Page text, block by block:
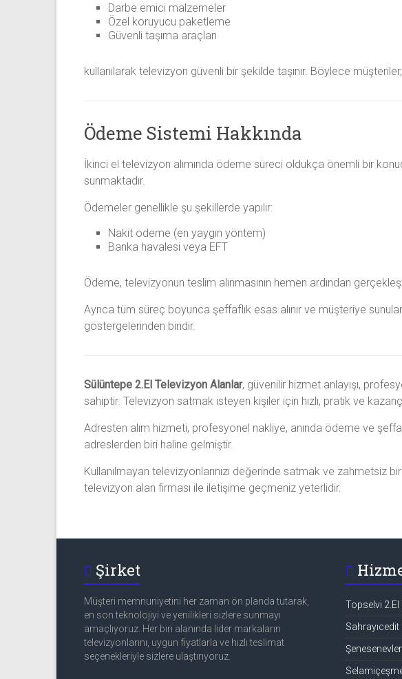
Darbe emici malzemeler
Özel koruyucu paketleme
Güvenli taşıma araçları
kullanılarak televizyon güvenli bir şekilde taşınır. Böylece
Ödeme Sistemi Hakkında
İkinci el televizyon alımında ödeme süreci oldukça önemli bir
sunmaktadır.
Ödemeler genellikle şu şekillerde yapılır:
Nakit ödeme (en yaygın yöntem)
Banka havalesi veya EFT
Ödeme, televizyonun teslim alınmasının hemen ardından
Ayrıca tüm süreç boyunca şeffaflık esas alınır ve müşteriye
göstergelerinden biridir.
Sülüntepe 2.El Televizyon Alanlar, güvenilir hizmet anlayışı,
sahiptir. Televizyon satmak isteyen kişiler için hızlı, pratik ve
Adresten alım hizmeti, profesyonel nakliye, anında ödeme ve
adreslerden biri haline gelmiştir.
Kullanılmayan televizyonlarınızı değerinde satmak ve zahmetsiz
televizyon alan firması ile iletişime geçmeniz yeterlidir.
Şirket
Müşteri memnuniyetini her zaman ön planda tutarak,
en son teknolojiyi ve yenilikleri sizlere sunmayı
amaçlıyoruz. Her biri alanında lider markaların
televizyonlarını, uygun fiyatlarla ve hızlı teslimat
seçenekleriyle sizlere ulaştırıyoruz.
Topselvi